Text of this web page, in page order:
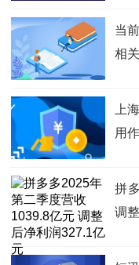
当
相
上
用
拼
调